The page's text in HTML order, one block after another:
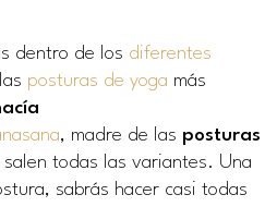
dentro de los diferentes
posturas de yoga más
, madre de las posturas
todas las variantes. Una
sabrás hacer casi todas